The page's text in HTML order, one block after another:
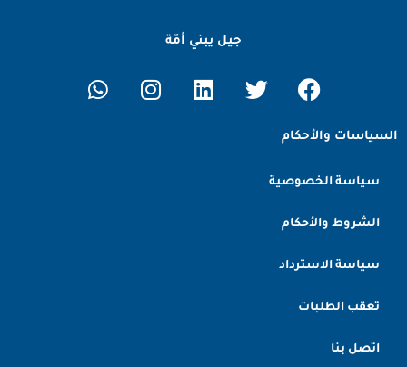
جيل يبني أمّة
السياسات والأحكام
سياسة الخصوصية
الشروط والأحكام
سياسة الاسترداد
تعقب الطلبات
اتصل بنا